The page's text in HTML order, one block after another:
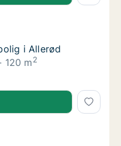
i Allerød
i Allerød
i Allerød
120 m2
i Allerød
i Odense N